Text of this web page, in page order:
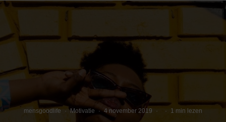
mensgoodlife · Motivatie · 4 november 2019 · · 1 min lezen